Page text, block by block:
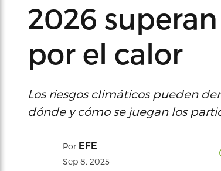
2026
por el calor
Los riesgos climáticos pueden
dónde y cómo se juegan los
Por EFE
Sep 8, 2025